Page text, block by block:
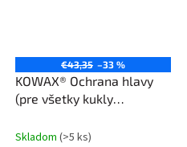
€43,35 –33 %
KOWAX® Ochrana hlavy
(pre všetky kukly
Skladom (>5 ks)